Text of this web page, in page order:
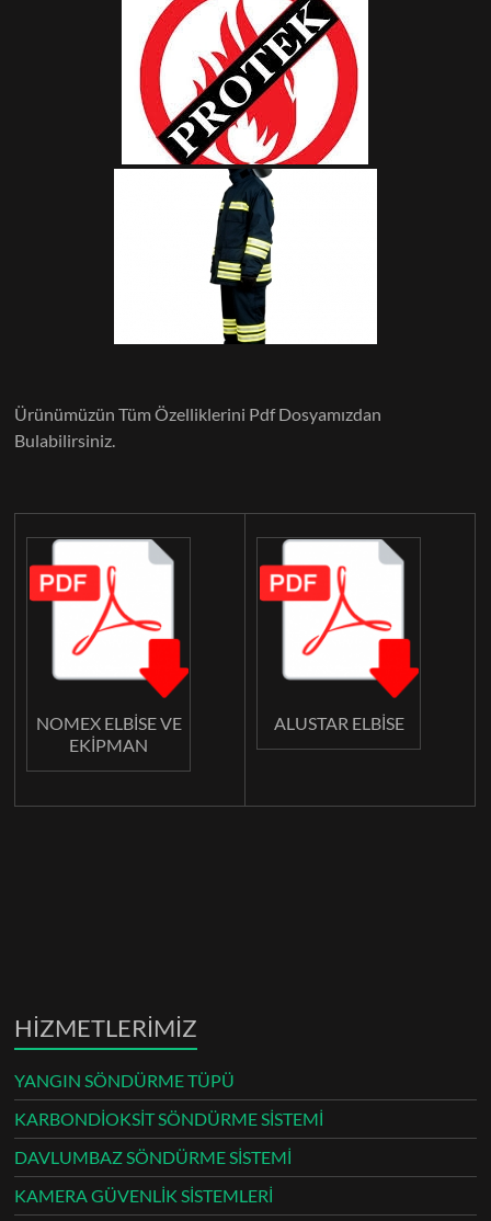
Ürünümüzün Tüm Özelliklerini Pdf Dosyamızdan
Bulabilirsiniz.
NOMEX ELBİSE VE
EKİPMAN
ALUSTAR ELBİSE
HİZMETLERİMİZ
YANGIN SÖNDÜRME TÜPÜ
KARBONDİOKSİT SÖNDÜRME SİSTEMİ
DAVLUMBAZ SÖNDÜRME SİSTEMİ
KAMERA GÜVENLİK SİSTEMLERİ